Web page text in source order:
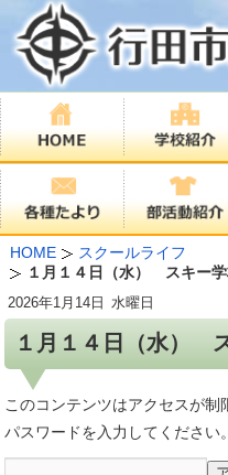
HOME
スクールライフ
１月１４日（水） スキー
１月１４日（水）
2026年1月14日 水曜日
このコンテンツはアクセスが
パスワードを入力してください。